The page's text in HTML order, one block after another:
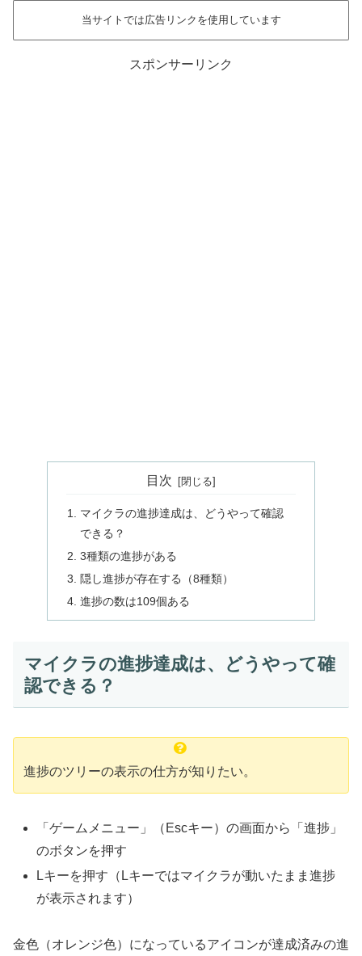
当サイトでは広告リンクを使用しています
スポンサーリンク
目次
マイクラの進捗達成は、どうやって確認
できる？
3種類の進捗がある
隠し進捗が存在する（8種類）
進捗の数は109個ある
マイクラの進捗達成は、どうやって確
認できる？
進捗のツリーの表示の仕方が知りたい。
「ゲームメニュー」（Escキー）の画面から「進捗」
のボタンを押す
Lキーを押す（Lキーではマイクラが動いたまま進捗
が表示されます）
金色（オレンジ色）になっているアイコンが達成済みの進